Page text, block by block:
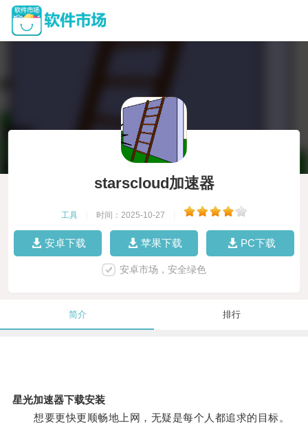
starscloud加速器
工具 时间：2025-10-27
安卓下载 苹果下载 PC下载
安卓市场，安全绿色
简介 排行
星光加速器下载安装
想要更快更顺畅地上网，无疑是每个人都追求的目标。